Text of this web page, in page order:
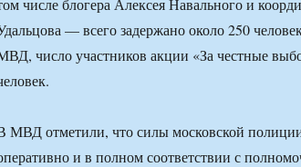
числе блогера Алексея Навального и
— всего задержано около 250
число участников акции «За честные
МВД отметили, что силы московской
и в полном соответствии с